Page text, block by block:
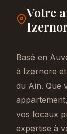
Votre
Basé en
à Izernore
du Ain. Que
vos locaux
expertise à